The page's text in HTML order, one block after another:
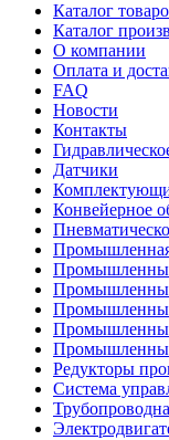
Каталог
Каталог
О компании
Оплата и
FAQ
Новости
Контакты
Датчики
Конвейерное
Редукторы
Система